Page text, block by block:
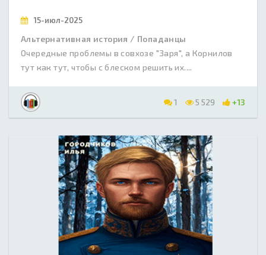
15-июл-2025
Альтернативная история / Попаданцы
Очередные проблемы в совхозе "Заря", а Корнилов
тут как тут, чтобы с блеском решить их....
1 5 529 +13